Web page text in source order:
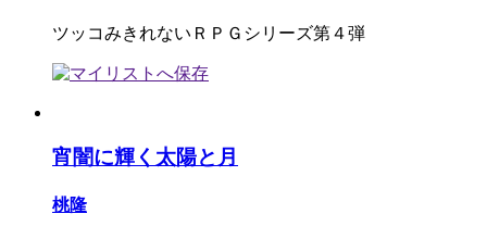
ツッコみきれないＲＰＧシリーズ第４弾
宵闇に輝く太陽と月
桃隆